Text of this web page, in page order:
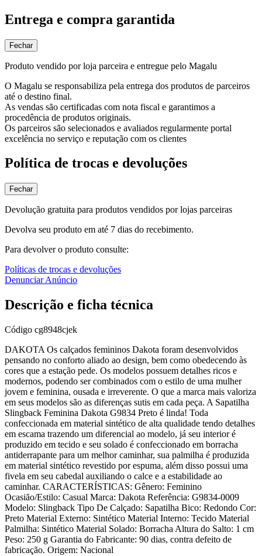
Entrega e compra garantida
Fechar
Produto vendido por loja parceira e entregue pelo Magalu
O Magalu se responsabiliza pela entrega dos produtos de parceiros
até o destino final.
As vendas são certificadas com nota fiscal e garantimos a
procedência de produtos originais.
Os parceiros são selecionados e avaliados regularmente portal
excelência no serviço e reputação com os clientes
Política de trocas e devoluções
Fechar
Devolução gratuita para produtos vendidos por lojas parceiras
Devolva seu produto em até 7 dias do recebimento.
Para devolver o produto consulte:
Políticas de trocas e devoluções
Denunciar Anúncio
Descrição e ficha técnica
Código cg8948cjek
DAKOTA Os calçados femininos Dakota foram desenvolvidos
pensando no conforto aliado ao design, bem como obedecendo às
cores que a estação pede. Os modelos possuem detalhes ricos e
modernos, podendo ser combinados com o estilo de uma mulher
jovem e feminina, ousada e irreverente. O que a marca mais valoriza
em seus modelos são as diferenças sutis em cada peça. A Sapatilha
Slingback Feminina Dakota G9834 Preto é linda! Toda
confeccionada em material sintético de alta qualidade tendo detalhes
em escama trazendo um diferencial ao modelo, já seu interior é
produzido em tecido e seu solado é confeccionado em borracha
antiderrapante para um melhor caminhar, sua palmilha é produzida
em material sintético revestido por espuma, além disso possui uma
fivela em seu cabedal auxiliando o calce e a estabilidade ao
caminhar. CARACTERÍSTICAS: Gênero: Feminino
Ocasião/Estilo: Casual Marca: Dakota Referência: G9834-0009
Modelo: Slingback Tipo De Calçado: Sapatilha Bico: Redondo Cor:
Preto Material Externo: Sintético Material Interno: Tecido Material
Palmilha: Sintético Material Solado: Borracha Altura do Salto: 1 cm
Peso: 250 g Garantia do Fabricante: 90 dias, contra defeito de
fabricação. Origem: Nacional